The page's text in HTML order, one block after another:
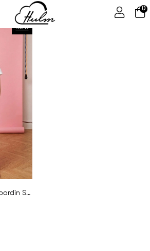
0
FILTRELEME
Gökkuşağı Aplikeli Gabardin Salopet
%25